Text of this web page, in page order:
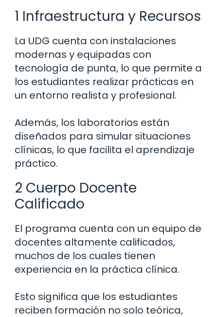
1 Infraestructura y Recursos
La UDG cuenta con instalaciones
modernas y equipadas con
tecnología de punta, lo que permite a
los estudiantes realizar prácticas en
un entorno realista y profesional.
Además, los laboratorios están
diseñados para simular situaciones
clínicas, lo que facilita el aprendizaje
práctico.
2 Cuerpo Docente
Calificado
El programa cuenta con un equipo de
docentes altamente calificados,
muchos de los cuales tienen
experiencia en la práctica clínica.
Esto significa que los estudiantes
reciben formación no solo teórica,